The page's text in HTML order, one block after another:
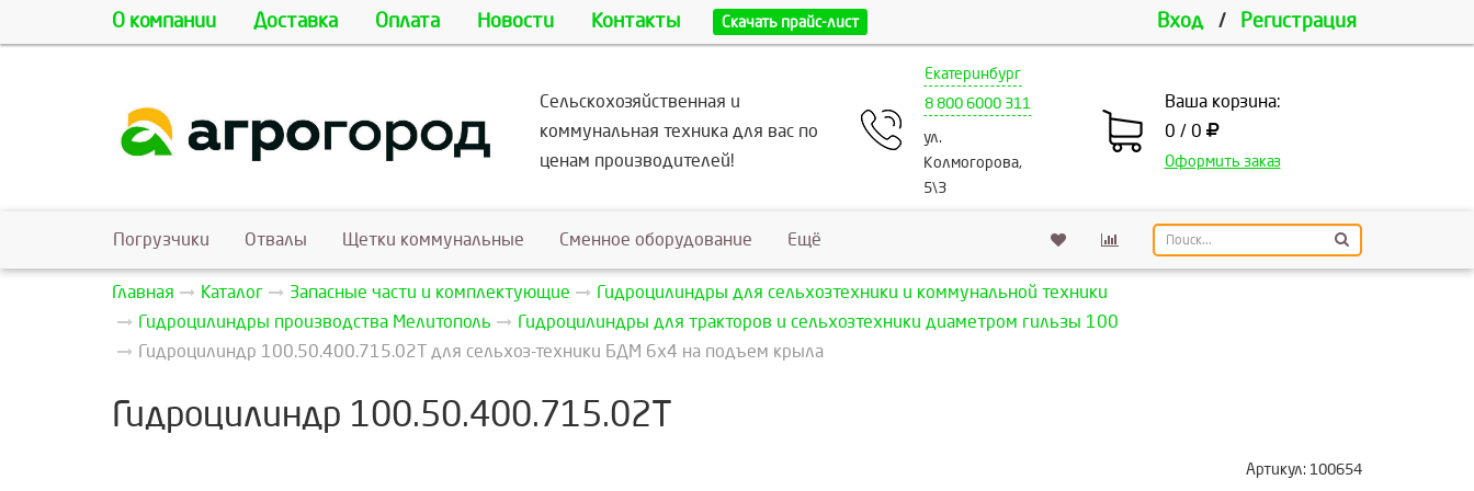
О компании Доставка Оплата Новости Контакты Скачать прайс-лист Вход / Регистрация
Сельскохозяйственная и
коммунальная техника для вас по
ценам производителей!
Екатеринбург
8 800 6000 311
ул.
Колмогорова,
5\3
Ваша корзина:
0 / 0
Оформить заказ
Погрузчики Отвалы Щетки коммунальные Сменное оборудование Ещё
Главная Каталог Запасные части и комплектующие
Гидроцилиндры для сельхозтехники и коммунальной техники
Гидроцилиндры производства Мелитополь
Гидроцилиндры для тракторов и сельхозтехники диаметром гильзы 100
Гидроцилиндр 100.50.400.715.02Т для сельхоз-техники БДМ 6х4 на подъем крыла
Гидроцилиндр 100.50.400.715.02Т
Артикул: 100654